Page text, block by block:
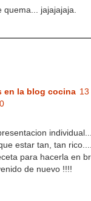
quema... jajajajaja.
en la blog cocina
individual...
estar tan, tan rico....
para hacerla en
de nuevo !!!!